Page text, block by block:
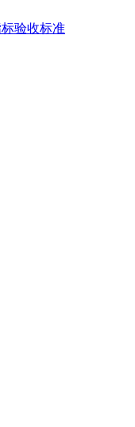
验收标准